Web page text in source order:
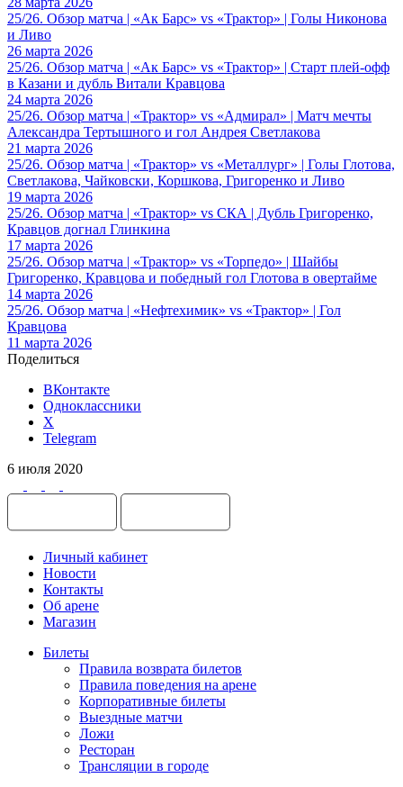
25/26. Обзор матча | «Ак Барс» vs «Трактор» | Голы Никонова
и Ливо
26 марта 2026
25/26. Обзор матча | «Ак Барс» vs «Трактор» | Старт плей-офф
в Казани и дубль Витали Кравцова
24 марта 2026
25/26. Обзор матча | «Трактор» vs «Адмирал» | Матч мечты
Александра Тертышного и гол Андрея Светлакова
21 марта 2026
25/26. Обзор матча | «Трактор» vs «Металлург» | Голы Глотова,
Светлакова, Чайковски, Коршкова, Григоренко и Ливо
19 марта 2026
25/26. Обзор матча | «Трактор» vs СКА | Дубль Григоренко,
Кравцов догнал Глинкина
17 марта 2026
25/26. Обзор матча | «Трактор» vs «Торпедо» | Шайбы
Григоренко, Кравцова и победный гол Глотова в овертайме
14 марта 2026
25/26. Обзор матча | «Нефтехимик» vs «Трактор» | Гол
Кравцова
11 марта 2026
Поделиться
ВКонтакте
Одноклассники
X
Telegram
6 июля 2020
Личный кабинет
Новости
Контакты
Об арене
Магазин
Билеты
Правила возврата билетов
Правила поведения на арене
Корпоративные билеты
Выездные матчи
Ложи
Ресторан
Трансляции в городе